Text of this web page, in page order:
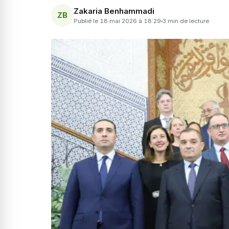
ZB Zakaria Benhammadi
Publié le 18 mai 2026 à 18:29 3 min de lecture